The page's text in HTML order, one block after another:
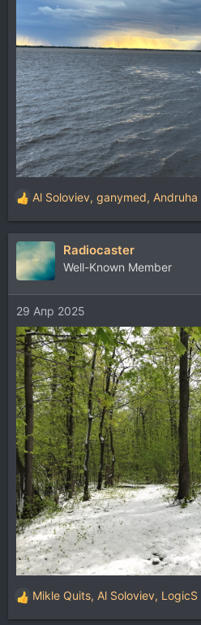
Р
е
а
к
ц
и
и
:
Al Soloviev, ganymed, Andruha
Radiocaster
Well-Known Member
29 Апр 2025
Р
е
Mikle Quits, Al Soloviev, LogicS